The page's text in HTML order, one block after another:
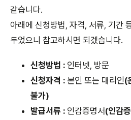
같습니다.
아래에 신청방법, 자격, 서류, 기간
두었으니 참고하시면 되겠습니다.
신청방법 : 인터넷, 방문
신청자격 : 본인 또는 대리인(
불가)
발급서류 : 인감증명서(인감